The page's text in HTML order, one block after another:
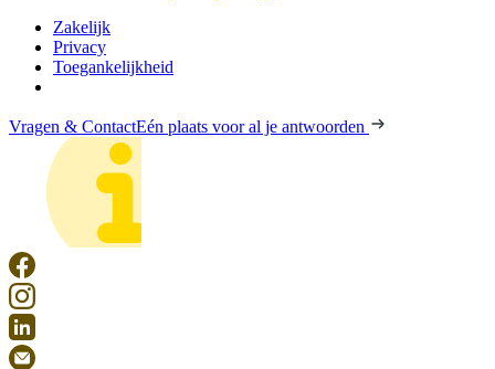
Zakelijk
Privacy
Toegankelijkheid
Vragen & ContactEén plaats voor al je antwoorden